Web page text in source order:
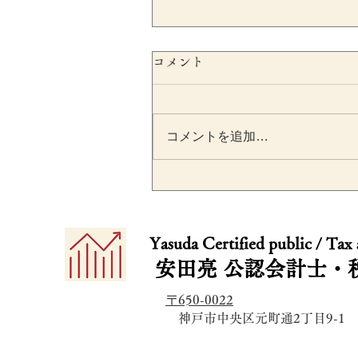
SESCが不正会計リスクをシ
業が押さえるべき開示・内部
統制のポイント
コメント
コメントを追加…
​​Yasuda Certified public / Tax
安田亮 公認会計士・
〒650-0022
神戸市中央区元町通2丁目9-1